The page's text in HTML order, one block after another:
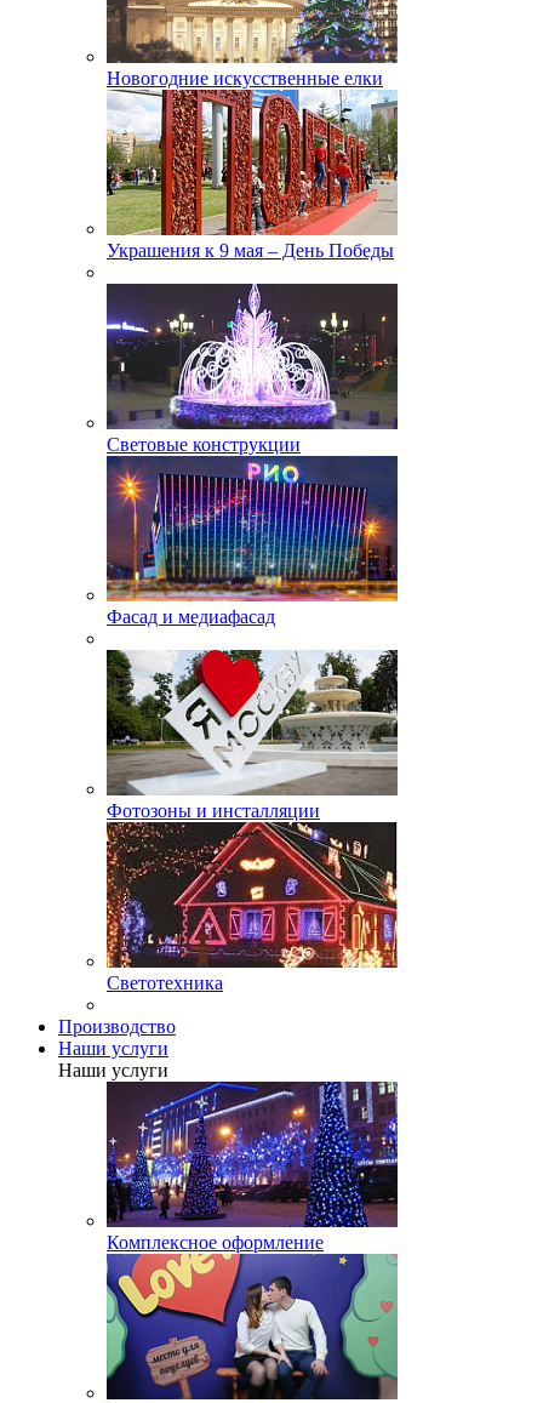
Новогодние искусственные елки
Украшения к 9 мая – День Победы
Световые конструкции
Фасад и медиафасад
Фотозоны и инсталляции
Светотехника
Производство
Наши услуги
Наши услуги
Комплексное оформление